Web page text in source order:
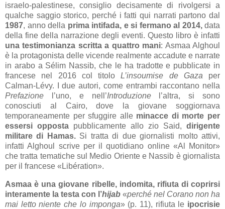
israelo-palestinese, consiglio decisamente di rivolgersi a
qualche saggio storico, perché i fatti qui narrati partono dal
1987, anno della prima intifada, e si fermano al 2014, data
della fine della narrazione degli eventi. Questo libro è infatti
una testimonianza scritta a quattro mani: Asmaa Alghoul
è la protagonista delle vicende realmente accadute e narrate
in arabo a Sélim Nassib, che le ha tradotte e pubblicate in
francese nel 2016 col titoloL’insoumise de Gaza per
Calman-Lévy. I due autori, come entrambi raccontano nella
Prefazione l’uno, e nell’Introduzione
l’altra, si sono
conosciuti al Cairo, dove la giovane soggiornava
temporaneamente per sfuggire alle minacce di morte per
essersi opposta pubblicamente allo zio Said, dirigente
militare di Hamas. Si tratta di due giornalisti molto attivi,
infatti Alghoul scrive per il quotidiano online «Al Monitor»
che tratta tematiche sul Medio Oriente e Nassib è giornalista
per il francese «Libération».
Asmaa è una giovane ribelle, indomita, rifiuta di coprirsi
interamente la testa con l’hijab «perché nel Corano non ha
mai letto niente che lo imponga» (p. 11), rifiuta le ipocrisie